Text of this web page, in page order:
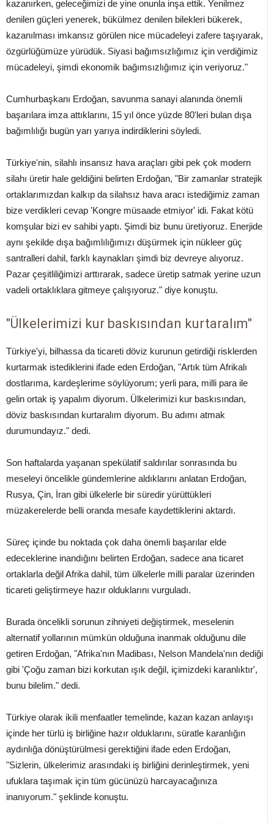
kazanırken, geleceğimizi de yine onunla inşa ettik. Yenilmez
denilen güçleri yenerek, bükülmez denilen bilekleri bükerek,
kazanılması imkansız görülen nice mücadeleyi zafere taşıyarak,
özgürlüğümüze yürüdük. Siyasi bağımsızlığımız için verdiğimiz
mücadeleyi, şimdi ekonomik bağımsızlığımız için veriyoruz."
Cumhurbaşkanı Erdoğan, savunma sanayi alanında önemli
başarılara imza attıklarını, 15 yıl önce yüzde 80'leri bulan dışa
bağımlılığı bugün yarı yarıya indirdiklerini söyledi.
Türkiye'nin, silahlı insansız hava araçları gibi pek çok modern
silahı üretir hale geldiğini belirten Erdoğan, "Bir zamanlar stratejik
ortaklarımızdan kalkıp da silahsız hava aracı istediğimiz zaman
bize verdikleri cevap 'Kongre müsaade etmiyor' idi. Fakat kötü
komşular bizi ev sahibi yaptı. Şimdi biz bunu üretiyoruz. Enerjide
aynı şekilde dışa bağımlılığımızı düşürmek için nükleer güç
santralleri dahil, farklı kaynakları şimdi biz devreye alıyoruz.
Pazar çeşitliliğimizi arttırarak, sadece üretip satmak yerine uzun
vadeli ortaklıklara gitmeye çalışıyoruz." diye konuştu.
"Ülkelerimizi kur baskısından kurtaralım"
Türkiye'yi, bilhassa da ticareti döviz kurunun getirdiği risklerden
kurtarmak istediklerini ifade eden Erdoğan, "Artık tüm Afrikalı
dostlarıma, kardeşlerime söylüyorum; yerli para, milli para ile
gelin ortak iş yapalım diyorum. Ülkelerimizi kur baskısından,
döviz baskısından kurtaralım diyorum. Bu adımı atmak
durumundayız." dedi.
Son haftalarda yaşanan spekülatif saldırılar sonrasında bu
meseleyi öncelikle gündemlerine aldıklarını anlatan Erdoğan,
Rusya, Çin, İran gibi ülkelerle bir süredir yürüttükleri
müzakerelerde belli oranda mesafe kaydettiklerini aktardı.
Süreç içinde bu noktada çok daha önemli başarılar elde
edeceklerine inandığını belirten Erdoğan, sadece ana ticaret
ortaklarla değil Afrika dahil, tüm ülkelerle milli paralar üzerinden
ticareti geliştirmeye hazır olduklarını vurguladı.
Burada öncelikli sorunun zihniyeti değiştirmek, meselenin
alternatif yollarının mümkün olduğuna inanmak olduğunu dile
getiren Erdoğan, "Afrika'nın Madibası, Nelson Mandela'nın dediği
gibi 'Çoğu zaman bizi korkutan ışık değil, içimizdeki karanlıktır',
bunu bilelim." dedi.
Türkiye olarak ikili menfaatler temelinde, kazan kazan anlayışı
içinde her türlü iş birliğine hazır olduklarını, süratle karanlığın
aydınlığa dönüştürülmesi gerektiğini ifade eden Erdoğan,
"Sizlerin, ülkelerimiz arasındaki iş birliğini derinleştirmek, yeni
ufuklara taşımak için tüm gücünüzü harcayacağınıza
inanıyorum." şeklinde konuştu.